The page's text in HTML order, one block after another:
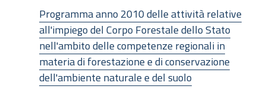
Programma anno 2010 delle attività relative
all'impiego del Corpo Forestale dello Stato
nell'ambito delle competenze regionali in
materia di forestazione e di conservazione
dell'ambiente naturale e del suolo